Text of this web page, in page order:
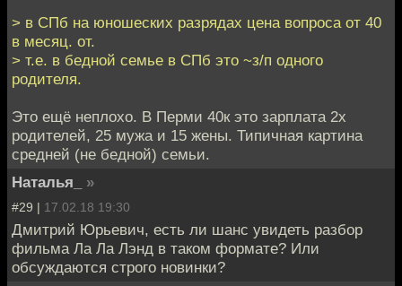
> в СПб на юношеских разрядах цена вопроса от 40
в месяц. от.
> т.е. в бедной семье в СПб это ~з/п одного
родителя.
Это ещё неплохо. В Перми 40к это зарплата 2х
родителей, 25 мужа и 15 жены. Типичная картина
средней (не бедной) семьи.
Наталья_
»
#29 | 17.02.18 19:30
Дмитрий Юрьевич, есть ли шанс увидеть разбор
фильма Ла Ла Лэнд в таком формате? Или
обсуждаются строго новинки?